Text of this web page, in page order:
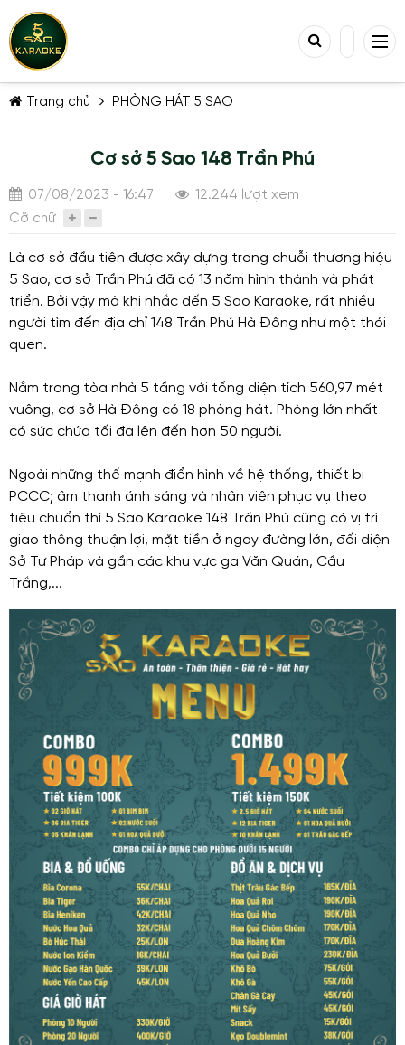
Trang chủ PHÒNG HÁT 5 SAO
Cơ sở 5 Sao 148 Trần Phú
07/08/2023 - 16:47
12.244 lượt xem
Cỡ chữ
Là cơ sở đầu tiên được xây dựng trong chuỗi thương hiệu
5 Sao, cơ sở Trần Phú đã có 13 năm hình thành và phát
triển. Bởi vậy mà khi nhắc đến 5 Sao Karaoke, rất nhiều
người tìm đến địa chỉ 148 Trần Phú Hà Đông như một thói
quen.
Nằm trong tòa nhà 5 tầng với tổng diện tích 560,97 mét
vuông, cơ sở Hà Đông có 18 phòng hát. Phòng lớn nhất
có sức chứa tối đa lên đến hơn 50 người.
Ngoài những thế mạnh điển hình về hệ thống, thiết bị
PCCC; âm thanh ánh sáng và nhân viên phục vụ theo
tiêu chuẩn thì 5 Sao Karaoke 148 Trần Phú cũng có vị trí
giao thông thuận lợi, mặt tiền ở ngay đường lớn, đối diện
Sở Tư Pháp và gần các khu vực ga Văn Quán, Cầu
Trắng,...